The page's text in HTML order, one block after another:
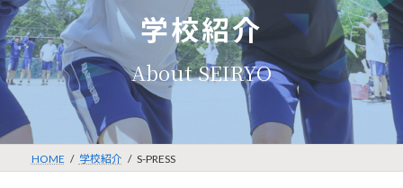
ス
キ
ッ
プ
ン
に
移
動
8001
学校紹介
HOME 学校紹介 S-PRESS